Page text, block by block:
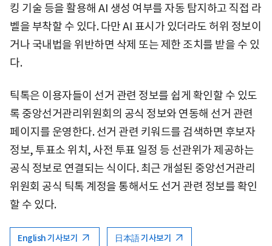
킹 기술 등을 활용해 AI 생성 여부를 자동 탐지하고 직접 라
벨을 부착할 수 있다. 다만 AI 표시가 있더라도 허위 정보이
거나 국내법을 위반하면 삭제 또는 제한 조치를 받을 수 있
다.
틱톡은 이용자들이 선거 관련 정보를 쉽게 확인할 수 있도
록 중앙선거관리위원회의 공식 정보와 연동해 선거 관련
페이지를 운영한다. 선거 관련 키워드를 검색하면 후보자
정보, 투표소 위치, 사전 투표 일정 등 선관위가 제공하는
공식 정보로 연결되는 식이다. 최근 개설된 중앙선거관리
위원회 공식 틱톡 계정을 통해서도 선거 관련 정보를 확인
할 수 있다.
English 기사보기 日本語 기사보기